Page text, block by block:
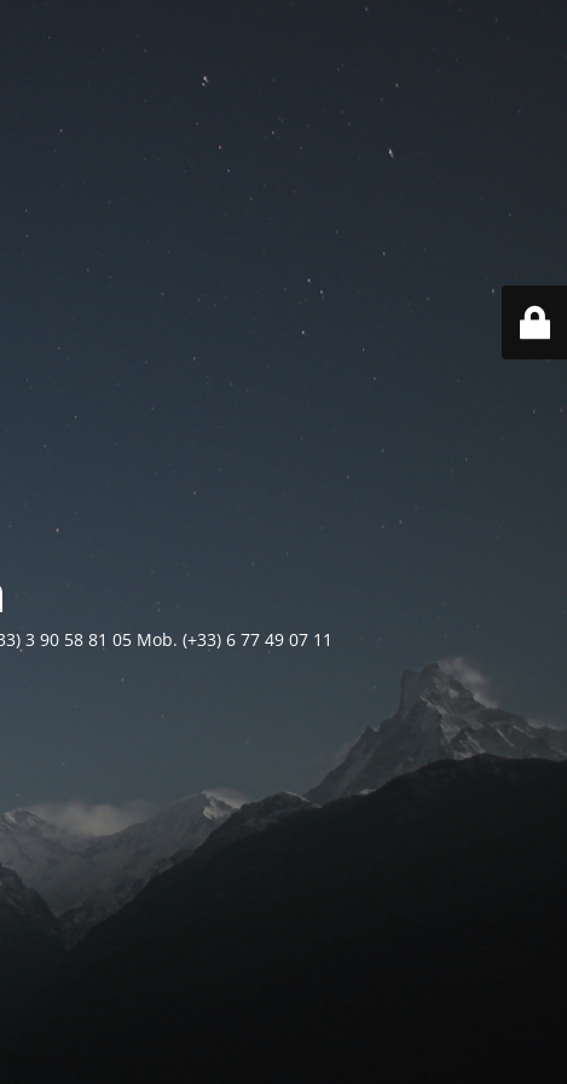
90 58 81 05 Mob. (+33) 6 77 49 07 11